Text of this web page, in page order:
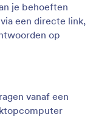
je behoeften
een directe link,
op
vanaf een